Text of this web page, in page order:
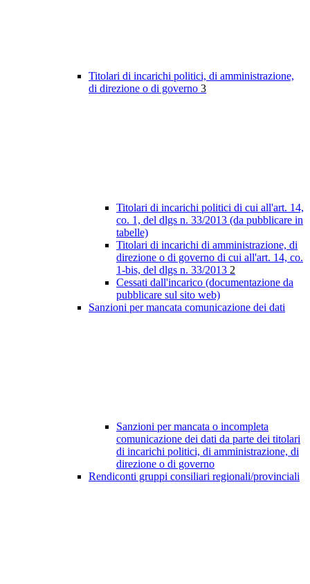
Titolari di incarichi politici, di amministrazione,
di direzione o di governo 3
Titolari di incarichi politici di cui all'art. 14,
co. 1, del dlgs n. 33/2013 (da pubblicare in
tabelle)
Titolari di incarichi di amministrazione, di
direzione o di governo di cui all'art. 14, co.
1-bis, del dlgs n. 33/2013 2
Cessati dall'incarico (documentazione da
pubblicare sul sito web)
Sanzioni per mancata comunicazione dei dati
Sanzioni per mancata o incompleta
comunicazione dei dati da parte dei titolari
di incarichi politici, di amministrazione, di
direzione o di governo
Rendiconti gruppi consiliari regionali/provinciali